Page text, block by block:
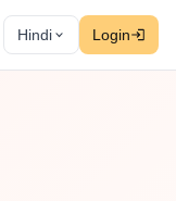
Hindi Login